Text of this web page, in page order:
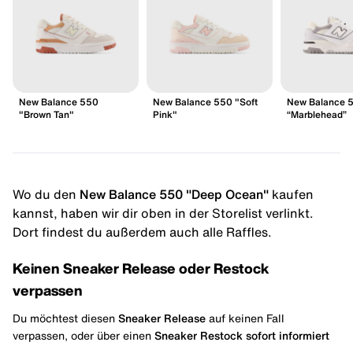
New Balance 550
"Brown Tan"
New Balance 550 "Soft
Pink"
New Balance
“Marblehead”
Wo du den New Balance 550 "Deep Ocean" kaufen
kannst, haben wir dir oben in der Storelist verlinkt.
Dort findest du außerdem auch alle Raffles.
Keinen Sneaker Release oder Restock
verpassen
Du möchtest diesen Sneaker Release auf keinen Fall
verpassen, oder über einen Sneaker Restock sofort informiert